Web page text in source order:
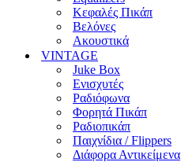
Κεφαλές Πικάπ
Βελόνες
Ακουστικά
VINTAGE
Juke Box
Ενισχυτές
Ραδιόφωνα
Φορητά Πικάπ
Ραδιοπικάπ
Παιχνίδια / Flippers
Διάφορα Αντικείμενα